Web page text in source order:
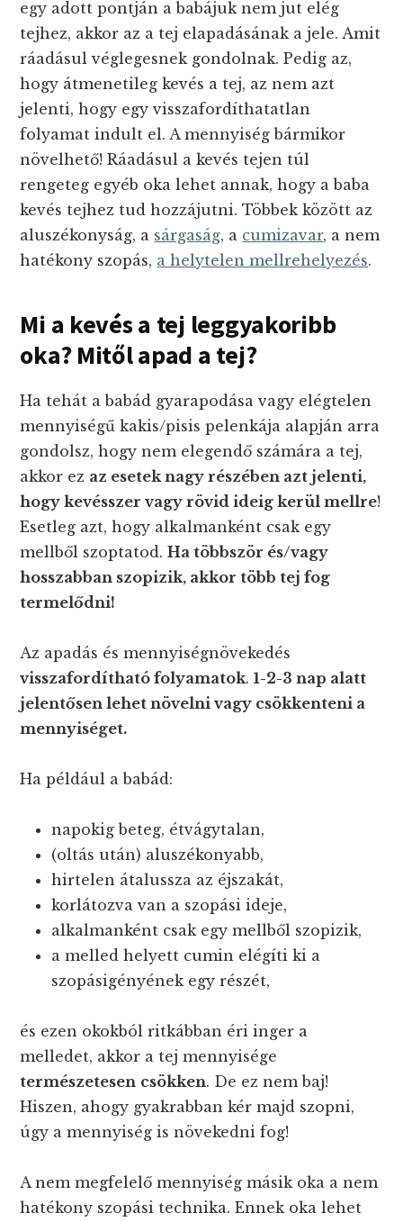
egy adott pontján a babájuk nem jut elég
tejhez, akkor az a tej elapadásának a jele. Amit
ráadásul véglegesnek gondolnak. Pedig az,
hogy átmenetileg kevés a tej, az nem azt
jelenti, hogy egy visszafordíthatatlan
folyamat indult el. A mennyiség bármikor
növelhető! Ráadásul a kevés tejen túl
rengeteg egyéb oka lehet annak, hogy a baba
kevés tejhez tud hozzájutni. Többek között az
aluszékonyság, a sárgaság, a cumizavar, a nem
hatékony szopás, a helytelen mellrehelyezés.
Mi a kevés a tej leggyakoribb
oka? Mitől apad a tej?
Ha tehát a babád gyarapodása vagy elégtelen
mennyiségű kakis/pisis pelenkája alapján arra
gondolsz, hogy nem elegendő számára a tej,
akkor ez az esetek nagy részében azt jelenti,
hogy kevésszer vagy rövid ideig kerül mellre!
Esetleg azt, hogy alkalmanként csak egy
mellből szoptatod.Ha többször és/vagy
hosszabban szopizik, akkor több tej fog
termelődni!
Az apadás és mennyiségnövekedés
visszafordítható folyamatok.1-2-3 nap alatt
jelentősen lehet növelni vagy csökkenteni a
mennyiséget.
Ha például a babád:
napokig beteg, étvágytalan,
(oltás után) aluszékonyabb,
hirtelen átalussza az éjszakát,
korlátozva van a szopási ideje,
alkalmanként csak egy mellből szopizik,
a melled helyett cumin elégíti ki a
szopásigényének egy részét,
és ezen okokból ritkábban éri inger a
melledet, akkor a tej mennyisége
természetesen csökken. De ez nem baj!
Hiszen, ahogy gyakrabban kér majd szopni,
úgy a mennyiség is növekedni fog!
A nem megfelelő mennyiség másik oka a nem
hatékony szopási technika. Ennek oka lehet